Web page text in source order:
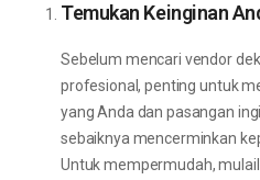
Temukan Keinginan
Sebelum mencari vendor
profesional, penting untuk
yang Anda dan pasangan
sebaiknya mencerminkan
Untuk mempermudah,